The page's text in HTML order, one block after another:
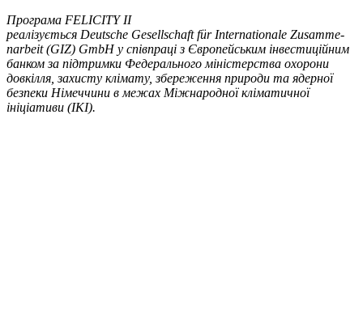
Програма FELICITY II
реалізується Deutsche Gesellschaft für Inter­na­tionale Zusam­me­
nar­beit (GIZ) GmbH у співпраці з Європейським інвестиційним
банком за підтримки Федерального міністерства охорони
довкілля, захисту клімату, збереження природи та ядерної
безпеки Німеччини в межах Міжнародної кліматичної
ініціативи (IKI).